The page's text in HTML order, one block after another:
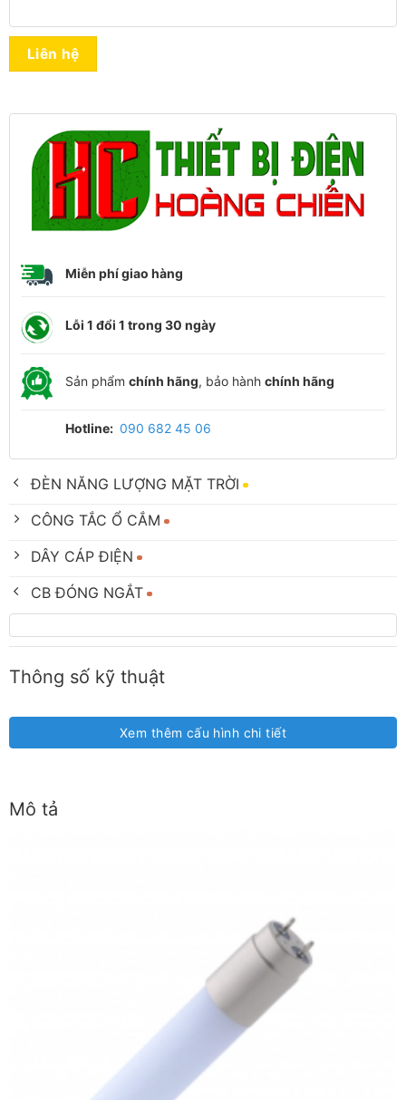
Liên hệ
Miễn phí giao hàng
Lỗi 1 đổi 1 trong 30 ngày
Sản phẩm chính hãng, bảo hành chính hãng
Hotline: 090 682 45 06
ĐÈN NĂNG LƯỢNG MẶT TRỜI
CÔNG TẮC Ổ CẮM
DÂY CÁP ĐIỆN
CB ĐÓNG NGẮT
Mô tả
Thông số kỹ thuật
Xem thêm cấu hình chi tiết